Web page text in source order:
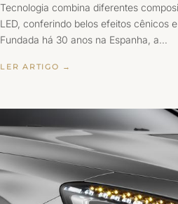
Tecnologia combina diferentes
LED, conferindo belos efeitos cênicos
Fundada há 30 anos na Espanha, a…
LER ARTIGO →